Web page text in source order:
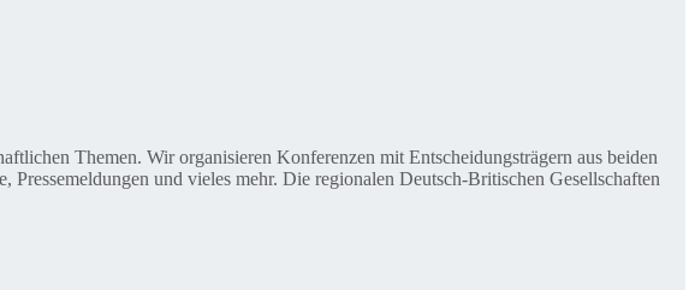
Themen. Wir organisieren Konferenzen mit Entscheidungsträgern aus beiden
Pressemeldungen und vieles mehr. Die regionalen Deutsch-Britischen Gesellschaften